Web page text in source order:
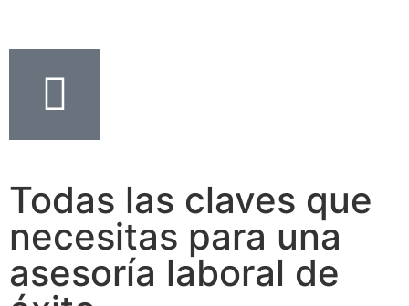
Todas las claves que
necesitas para una
asesoría laboral de